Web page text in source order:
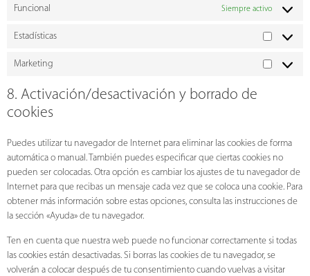
Funcional Siempre activo
Estadísticas
Marketing
8. Activación/desactivación y borrado de
cookies
Puedes utilizar tu navegador de Internet para eliminar las cookies de forma
automática o manual. También puedes especificar que ciertas cookies no
pueden ser colocadas. Otra opción es cambiar los ajustes de tu navegador de
Internet para que recibas un mensaje cada vez que se coloca una cookie. Para
obtener más información sobre estas opciones, consulta las instrucciones de
la sección «Ayuda» de tu navegador.
Ten en cuenta que nuestra web puede no funcionar correctamente si todas
las cookies están desactivadas. Si borras las cookies de tu navegador, se
volverán a colocar después de tu consentimiento cuando vuelvas a visitar